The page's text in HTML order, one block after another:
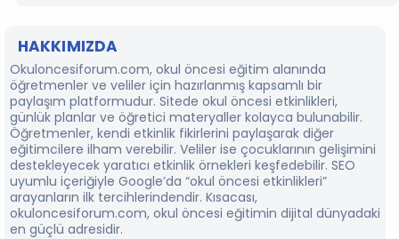
HAKKIMIZDA
Okuloncesiforum.com, okul öncesi eğitim alanında
öğretmenler ve veliler için hazırlanmış kapsamlı bir
paylaşım platformudur. Sitede okul öncesi etkinlikleri,
günlük planlar ve öğretici materyaller kolayca bulunabilir.
Öğretmenler, kendi etkinlik fikirlerini paylaşarak diğer
eğitimcilere ilham verebilir. Veliler ise çocuklarının gelişimini
destekleyecek yaratıcı etkinlik örnekleri keşfedebilir. SEO
uyumlu içeriğiyle Google’da “okul öncesi etkinlikleri”
arayanların ilk tercihlerindendir. Kısacası,
okuloncesiforum.com, okul öncesi eğitimin dijital dünyadaki
en güçlü adresidir.